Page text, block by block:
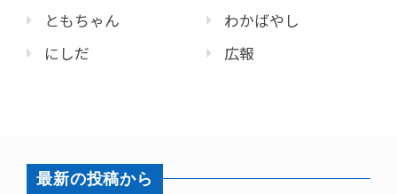
ともちゃん
にしだ
わかばやし
広報
最新の投稿から